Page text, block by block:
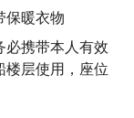
保暖衣物
必携带本人有效
楼层使用，座位